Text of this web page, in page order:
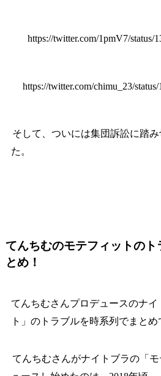
https://twitter.com/1pmV7/status/
https://twitter.com/chimu_23/
そして、ついには集団訴訟に踏
た。
てんちむのモテフィットのト
とめ！
てんちむさんプロデュースのナイ
ト」のトラブルを時系列でまとめ
てんちむさんがナイトブラの「